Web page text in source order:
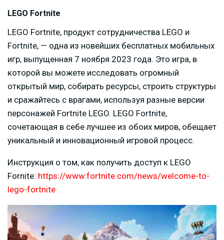
LEGO Fortnite
LEGO Fortnite, продукт сотрудничества LEGO и
Fortnite, — одна из новейших бесплатных мобильных
игр, выпущенная 7 ноября 2023 года. Это игра, в
которой вы можете исследовать огромный
открытый мир, собирать ресурсы, строить структуры
и сражайтесь с врагами, используя разные версии
персонажей Fortnite LEGO. LEGO Fortnite,
сочетающая в себе лучшее из обоих миров, обещает
уникальный и инновационный игровой процесс.
Инструкция о том, как получить доступ к LEGO
Fornite: https://www.fortnite.com/news/welcome-to-
lego-fortnite